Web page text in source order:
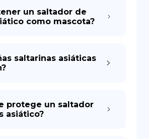
un saltador de
como mascota?
saltarinas asiáticas
protege un saltador
asiático?